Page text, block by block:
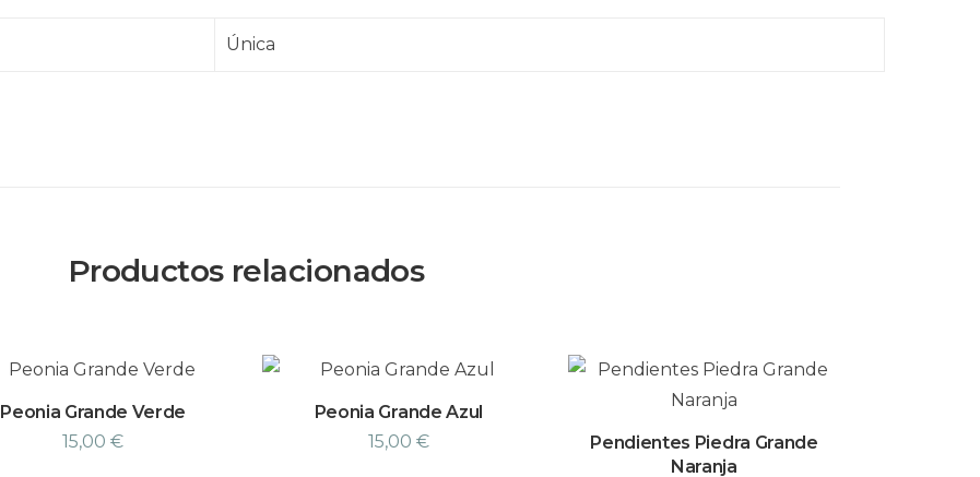
Única
Productos relacionados
Peonia Grande Verde
15,00€
Peonia Grande Azul
15,00 €
Pendientes Piedra Grande
Naranja